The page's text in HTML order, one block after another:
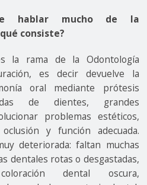
hablar mucho de la
consiste?
la rama de la Odontología
es decir devuelve la
oral mediante prótesis
de dientes, grandes
problemas estéticos,
y función adecuada.
deteriorada: faltan muchas
dentales rotas o desgastadas,
dental oscura,